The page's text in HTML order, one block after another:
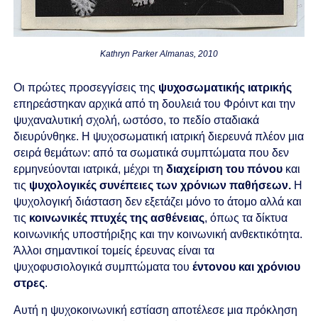
Kathryn Parker Almanas, 2010
Οι πρώτες προσεγγίσεις της ψυχοσωματικής ιατρικής
επηρεάστηκαν αρχικά από τη δουλειά του Φρόιντ και την
ψυχαναλυτική σχολή, ωστόσο, το πεδίο σταδιακά
διευρύνθηκε. H ψυχοσωματική ιατρική διερευνά πλέον μια
σειρά θεμάτων: από τα σωματικά συμπτώματα που δεν
ερμηνεύονται ιατρικά, μέχρι τηδιαχείριση του πόνου και
τις ψυχολογικές συνέπειες των χρόνιων παθήσεων. Η
ψυχολογική διάσταση δεν εξετάζει μόνο το άτομο αλλά και
τις κοινωνικές πτυχές της ασθένειας, όπως τα δίκτυα
κοινωνικής υποστήριξης και την κοινωνική ανθεκτικότητα.
Άλλοι σημαντικοί τομείς έρευνας είναι τα
ψυχοφυσιολογικά συμπτώματα τουέντονου και χρόνιου
στρες.
Αυτή η ψυχοκοινωνική εστίαση αποτέλεσε μια πρόκληση